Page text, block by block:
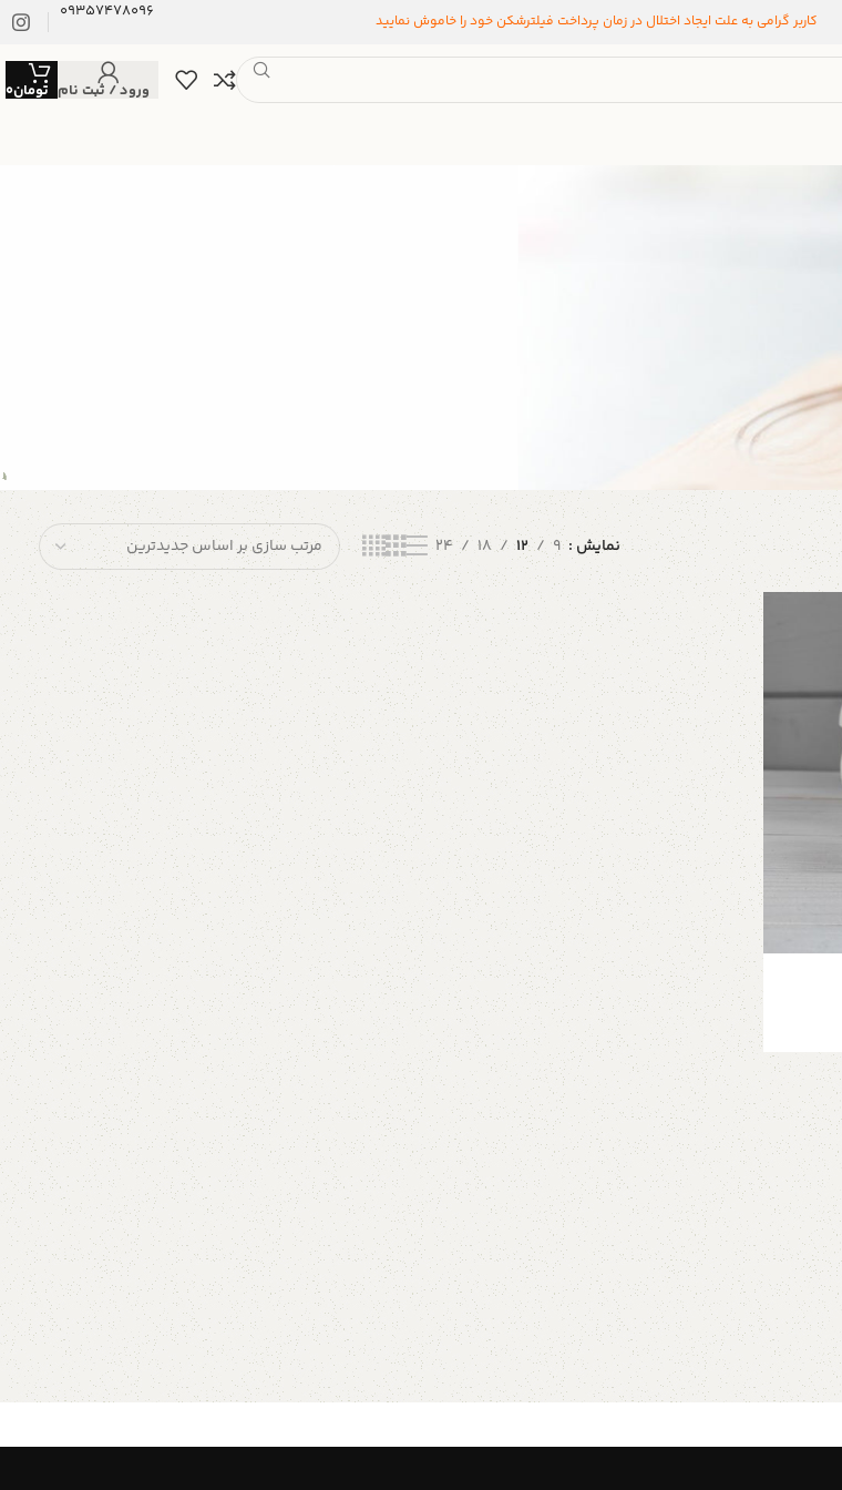
کاربر گرامی به علت ایجاد اختلال در زمان پرداخت فیلترشکن خود را خاموش نمایید 09357478096
ورود / ثبت نام تومان0
نمایش 9
12
18
24